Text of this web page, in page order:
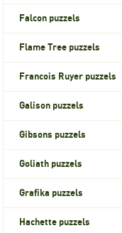
Falcon puzzels
Flame Tree puzzels
Francois Ruyer puzzels
Galison puzzels
Gibsons puzzels
Goliath puzzels
Grafika puzzels
Hachette puzzels